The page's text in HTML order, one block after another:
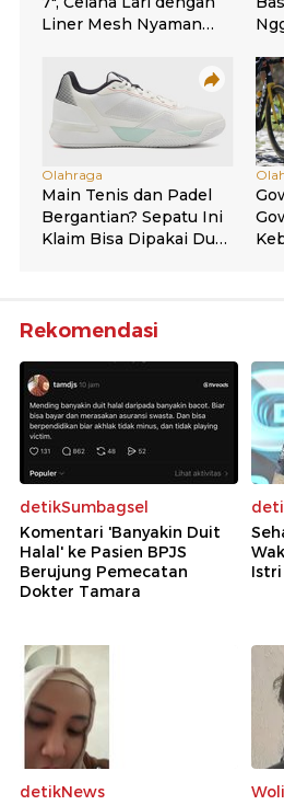
Rekomendasi
detikSumbagsel
Komentari 'Banyakin Duit
Halal' ke Pasien BPJS
Berujung Pemecatan
Dokter Tamara
Istri
detikNews